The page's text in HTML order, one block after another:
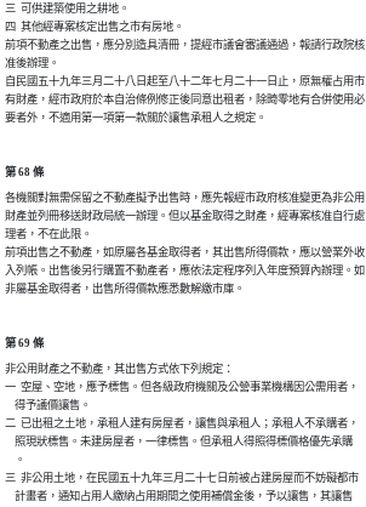
三  可供建築使用之耕地。
四  其他經專案核定出售之市有房地。
前項不動產之出售，應分別造具清冊，提經市議會審議通過，報請行政院核
准後辦理。
自民國五十九年三月二十八日起至八十二年七月二十一日止，原無權占用市
有財產，經市政府於本自治條例修正後同意出租者，除畸零地有合併使用必
要者外，不適用第一項第一款關於讓售承租人之規定。
第 68 條
各機關對無需保留之不動產擬予出售時，應先報經市政府核准變更為非公用
財產並列冊移送財政局統一辦理。但以基金取得之財產，經專案核准自行處
理者，不在此限。
前項出售之不動產，如原屬各基金取得者，其出售所得價款，應以營業外收
入列帳。出售後另行購置不動產者，應依法定程序列入年度預算內辦理。如
非屬基金取得者，出售所得價款應悉數解繳市庫。
第 69 條
非公用財產之不動產，其出售方式依下列規定：
一  空屋、空地，應予標售。但各級政府機關及公營事業機構因公需用者，
    得予議價讓售。
二  已出租之土地，承租人建有房屋者，讓售與承租人；承租人不承購者，
    照現狀標售。未建房屋者，一律標售。但承租人得照得標價格優先承購
    。
三  非公用土地，在民國五十九年三月二十七日前被占建房屋而不妨礙都市
    計畫者，通知占用人繳納占用期間之使用補償金後，予以讓售，其讓售